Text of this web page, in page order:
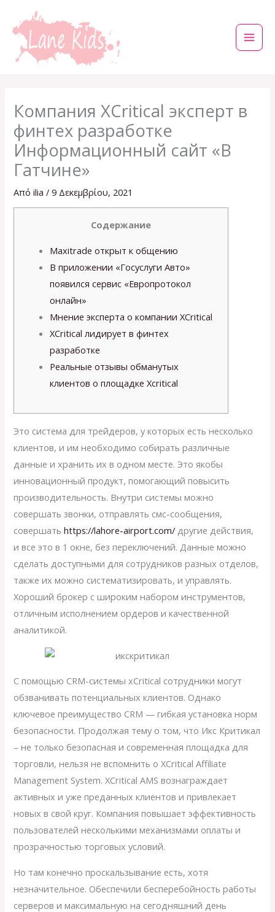
στο
περιεχόμενο
Компания XCritical эксперт в
финтех разработке
Информационный сайт «В
Гатчине»
Απόilia/9 Δεκεμβρίου, 2021
Содержание
Maxitrade открыт к общению
В приложении «Госуслуги Авто»
появился сервис «Европротокол
онлайн»
Мнение эксперта о компании XCritical
XCritical лидирует в финтех
разработке
Реальные отзывы обманутых
клиентов о площадке Xcritical
Это система для трейдеров, у которых есть несколько
клиентов, и им необходимо собирать различные
данные и хранить их в одном месте. Это якобы
инновационный продукт, помогающий повысить
производительность. Внутри системы можно
совершать звонки, отправлять смс-сообщения,
совершатьhttps://lahore-airport.com/ другие действия,
и все это в 1 окне, без переключений. Данные можно
сделать доступными для сотрудников разных отделов,
также их можно систематизировать, и управлять.
Хороший брокер с широким набором инструментов,
отличным исполнением ордеров и качественной
аналитикой.
С помощью CRM-системы xCritical сотрудники могут
обзванивать потенциальных клиентов. Однако
ключевое преимущество CRM — гибкая установка норм
безопасности. Продолжая тему о том, что Икс Критикал
– не только безопасная и современная площадка для
торговли, нельзя не вспомнить о XCritical Affiliate
Management System. XCritical AMS вознаграждает
активных и уже преданных клиентов и привлекает
новых в свой круг. Компания повышает эффективность
пользователей несколькими механизмами оплаты и
прозрачностью торговых условий.
Но там конечно проскальзывание есть, хотя
незначительное. Обеспечили бесперебойность работы
серверов и максимальную на сегодняшний день